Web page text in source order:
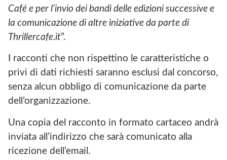
Café e per l’invio dei bandi delle edizioni successive e
la comunicazione di altre iniziative da parte di
Thrillercafe.it”.
I racconti che non rispettino le caratteristiche o
privi di dati richiesti saranno esclusi dal concorso,
senza alcun obbligo di comunicazione da parte
dell’organizzazione.
Una copia del racconto in formato cartaceo andrà
inviata all’indirizzo che sarà comunicato alla
ricezione dell’email.